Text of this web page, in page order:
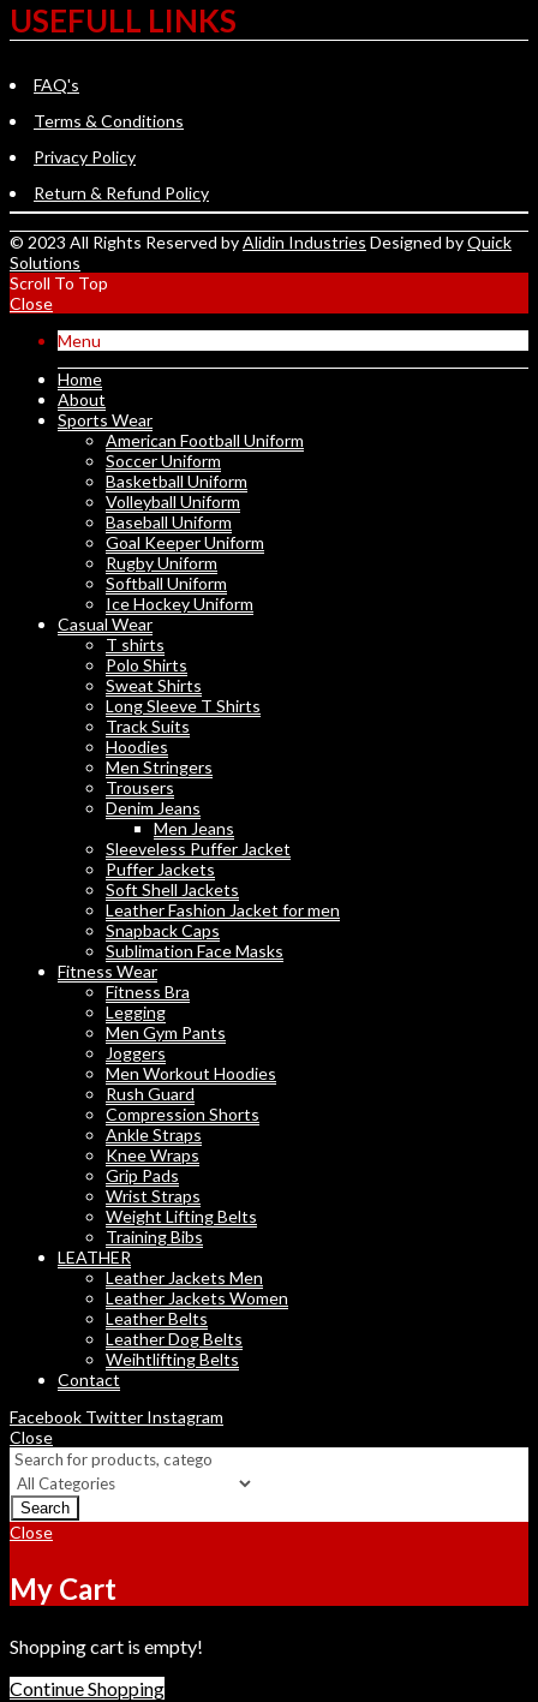
USEFULL LINKS
FAQ's
Terms & Conditions
Privacy Policy
Return & Refund Policy
© 2023 All Rights Reserved byAlidin Industries Designed byQuick
Solutions
Scroll To Top
Close
Menu
Home
About
Sports Wear
American Football Uniform
Soccer Uniform
Basketball Uniform
Volleyball Uniform
Baseball Uniform
Goal Keeper Uniform
Rugby Uniform
Softball Uniform
Ice Hockey Uniform
Casual Wear
T shirts
Polo Shirts
Sweat Shirts
Long Sleeve T Shirts
Track Suits
Hoodies
Men Stringers
Trousers
Denim Jeans
Men Jeans
Sleeveless Puffer Jacket
Puffer Jackets
Soft Shell Jackets
Leather Fashion Jacket for men
Snapback Caps
Sublimation Face Masks
Fitness Wear
Fitness Bra
Legging
Men Gym Pants
Joggers
Men Workout Hoodies
Rush Guard
Compression Shorts
Ankle Straps
Knee Wraps
Grip Pads
Wrist Straps
Weight Lifting Belts
Training Bibs
LEATHER
Leather Jackets Men
Leather Jackets Women
Leather Belts
Leather Dog Belts
Weihtlifting Belts
Contact
Facebook Twitter Instagram
Close
Search
Close
My Cart
Shopping cart is empty!
Continue Shopping